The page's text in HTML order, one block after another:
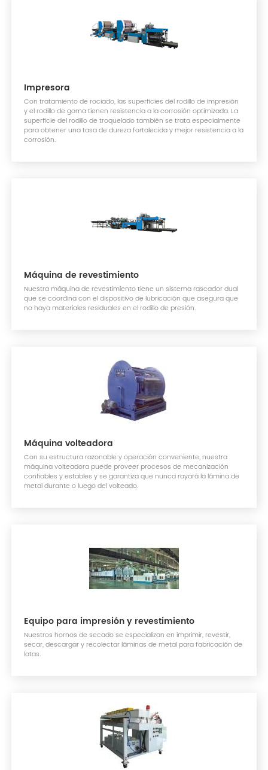
Impresora
Con tratamiento de rociado, las superficies del rodillo de impresión
y el rodillo de goma tienen resistencia a la corrosión optimizada. La
superficie del rodillo de troquelado también se trata especialmente
para obtener una tasa de dureza fortalecida y mejor resistencia a la
corrosión.
Máquina de revestimiento
Nuestra máquina de revestimiento tiene un sistema rascador dual
que se coordina con el dispositivo de lubricación que asegura que
no haya materiales residuales en el rodillo de presión.
Máquina volteadora
Con su estructura razonable y operación conveniente, nuestra
máquina volteadora puede proveer procesos de mecanización
confiables y estables y se garantiza que nunca rayará la lámina de
metal durante o luego del volteado.
Equipo para impresión y revestimiento
Nuestros hornos de secado se especializan en imprimir, revestir,
secar, descargar y recolectar láminas de metal para fabricación de
latas.